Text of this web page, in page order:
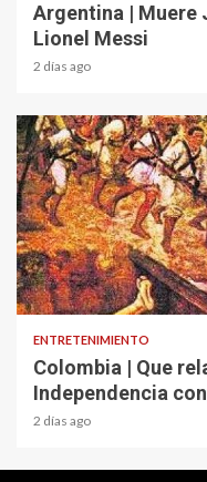
Argentina | Muere
Lionel Messi
2 días ago
1 min read
ENTRETENIMIENTO
Colombia | Que
Independencia
2 días ago